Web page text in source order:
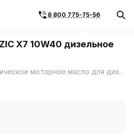
8 800 775-75-56
X7 10W40 дизельное
ZIC X7 10W-40 - синтетическое моторное масло для дизельных двигателей легковых автомобилей и легкого коммерческого транспорта (микроавтобус, фургон), в том числе оборудованных системами турбонаддува.